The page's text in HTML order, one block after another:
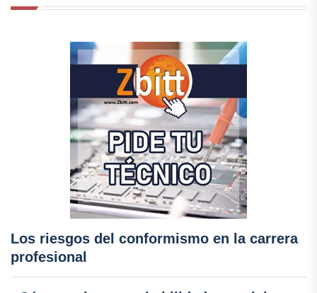
Los riesgos del conformismo en la carrera
profesional